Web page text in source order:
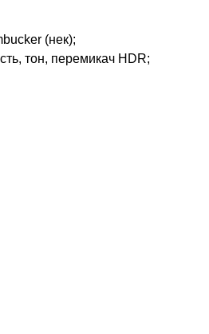
(нек);
тон, перемикач HDR;